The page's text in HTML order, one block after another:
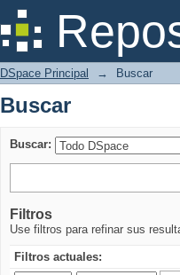
Buscar
DSpace Principal → Buscar
Buscar
Buscar:
Filtros
Use filtros para refinar sus
Filtros actuales: